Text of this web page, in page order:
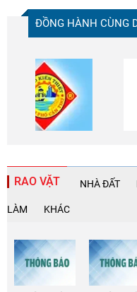
ĐỒNG HÀNH CÙNG
RAO VẶT NHÀ ĐẤT
LÀM KHÁC